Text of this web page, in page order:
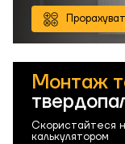
Монтаж
Скористайтеся
калькулятором